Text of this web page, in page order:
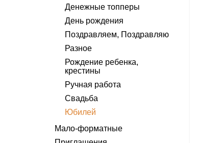
Денежные топперы
День рождения
Поздравляем, Поздравляю
Разное
Рождение ребенка,
крестины
Ручная работа
Свадьба
Юбилей
Мало-форматные